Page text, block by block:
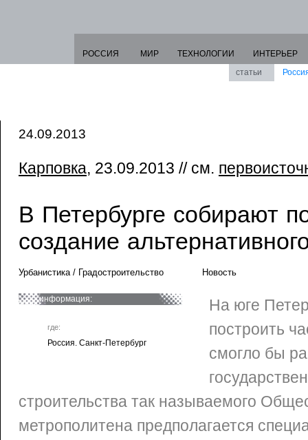
РОССИЯ МИР ТЕХНОЛОГИИ
ИНТЕРЬЕР
статьи
24.09.2013
Карповка, 23.09.2013 // см.
В Петербурге собирают
создание
Урбанистика / Градостроительство Новость
информация:
где:
Россия. Санкт-Петербург
На юге
построить
смогло бы
строительства так называемого
метрополитена предполагается